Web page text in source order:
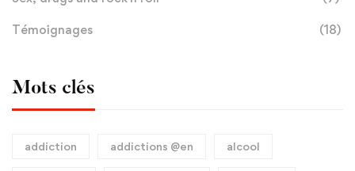
Témoignages (18)
Mots clés
addiction addictions @en alcool